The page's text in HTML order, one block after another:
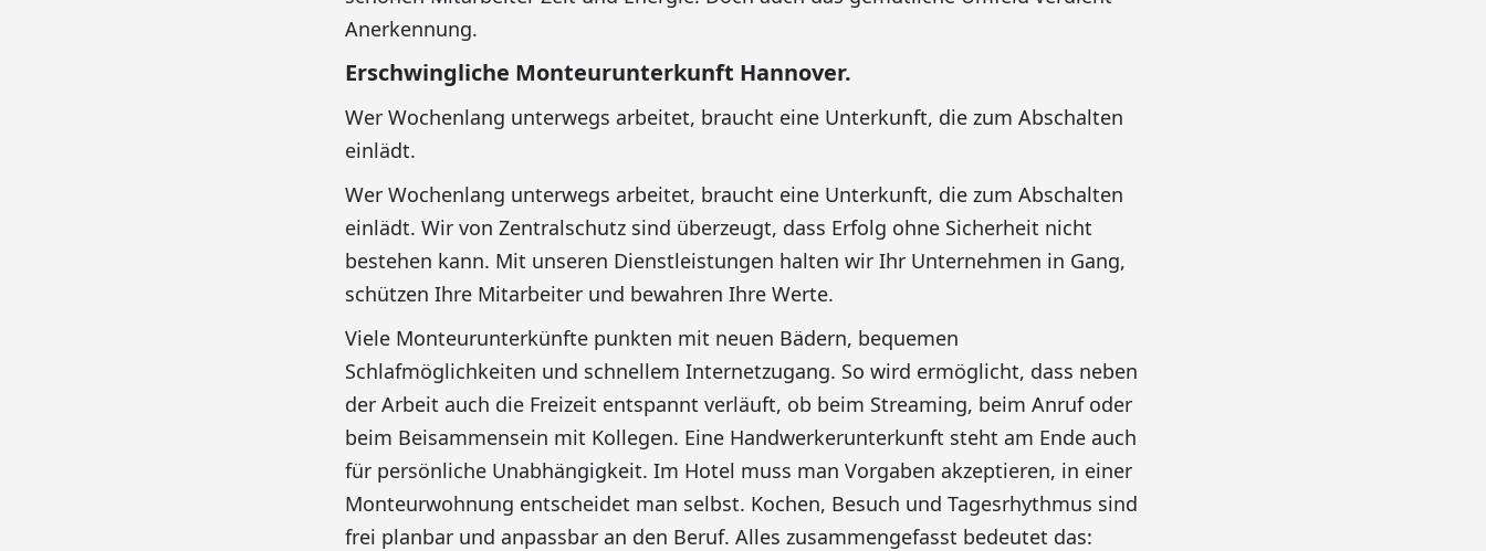
Anerkennung.
Erschwingliche Monteurunterkunft Hannover.
Wer Wochenlang unterwegs arbeitet, braucht eine Unterkunft, die zum Abschalten
einlädt.
Wer Wochenlang unterwegs arbeitet, braucht eine Unterkunft, die zum Abschalten
einlädt. Wir von Zentralschutz sind überzeugt, dass Erfolg ohne Sicherheit nicht
bestehen kann. Mit unseren Dienstleistungen halten wir Ihr Unternehmen in Gang,
schützen Ihre Mitarbeiter und bewahren Ihre Werte.
Viele Monteurunterkünfte punkten mit neuen Bädern, bequemen
Schlafmöglichkeiten und schnellem Internetzugang. So wird ermöglicht, dass neben
der Arbeit auch die Freizeit entspannt verläuft, ob beim Streaming, beim Anruf oder
beim Beisammensein mit Kollegen. Eine Handwerkerunterkunft steht am Ende auch
für persönliche Unabhängigkeit. Im Hotel muss man Vorgaben akzeptieren, in einer
Monteurwohnung entscheidet man selbst. Kochen, Besuch und Tagesrhythmus sind
frei planbar und anpassbar an den Beruf. Alles zusammengefasst bedeutet das: